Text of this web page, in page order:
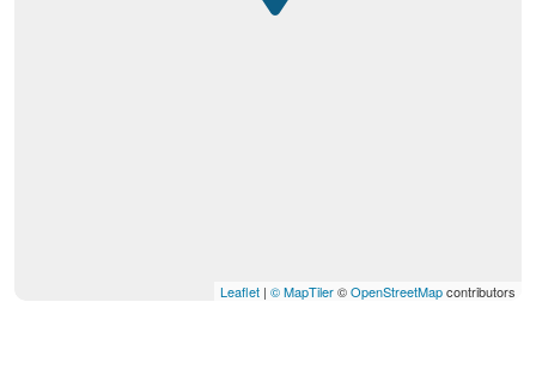
Leaflet | © MapTiler©OpenStreetMapcontributors